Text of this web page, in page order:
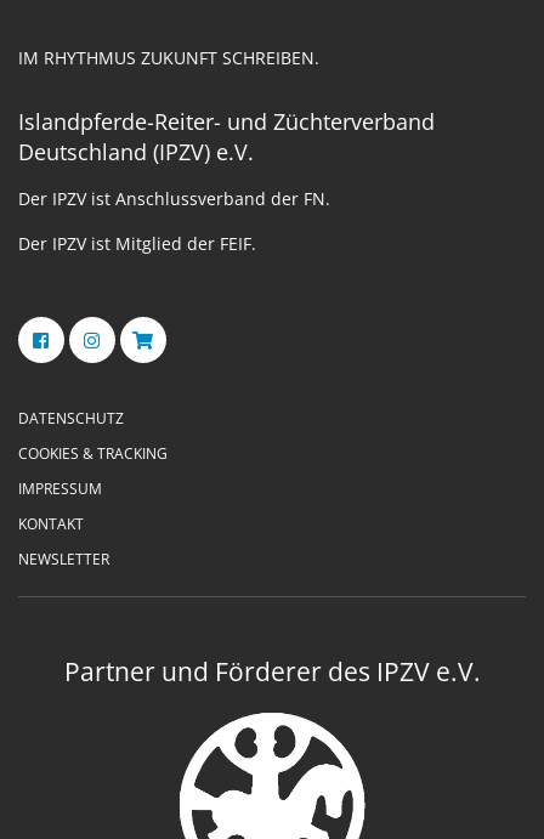
IM RHYTHMUS ZUKUNFT SCHREIBEN.
Islandpferde-Reiter- und Züchterverband
Deutschland (IPZV) e.V.
Der IPZV ist Anschlussverband der FN.
Der IPZV ist Mitglied der FEIF.
DATENSCHUTZ
COOKIES & TRACKING
IMPRESSUM
KONTAKT
NEWSLETTER
Partner und Förderer des IPZV e.V.